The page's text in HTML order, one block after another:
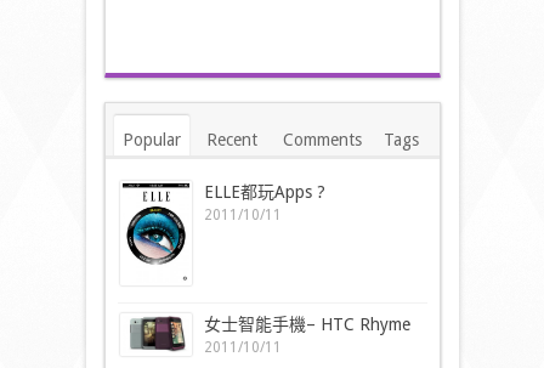
Popular Recent Comments Tags
ELLE都玩Apps ?
2011/10/11
女士智能手機– HTC Rhyme
2011/10/11